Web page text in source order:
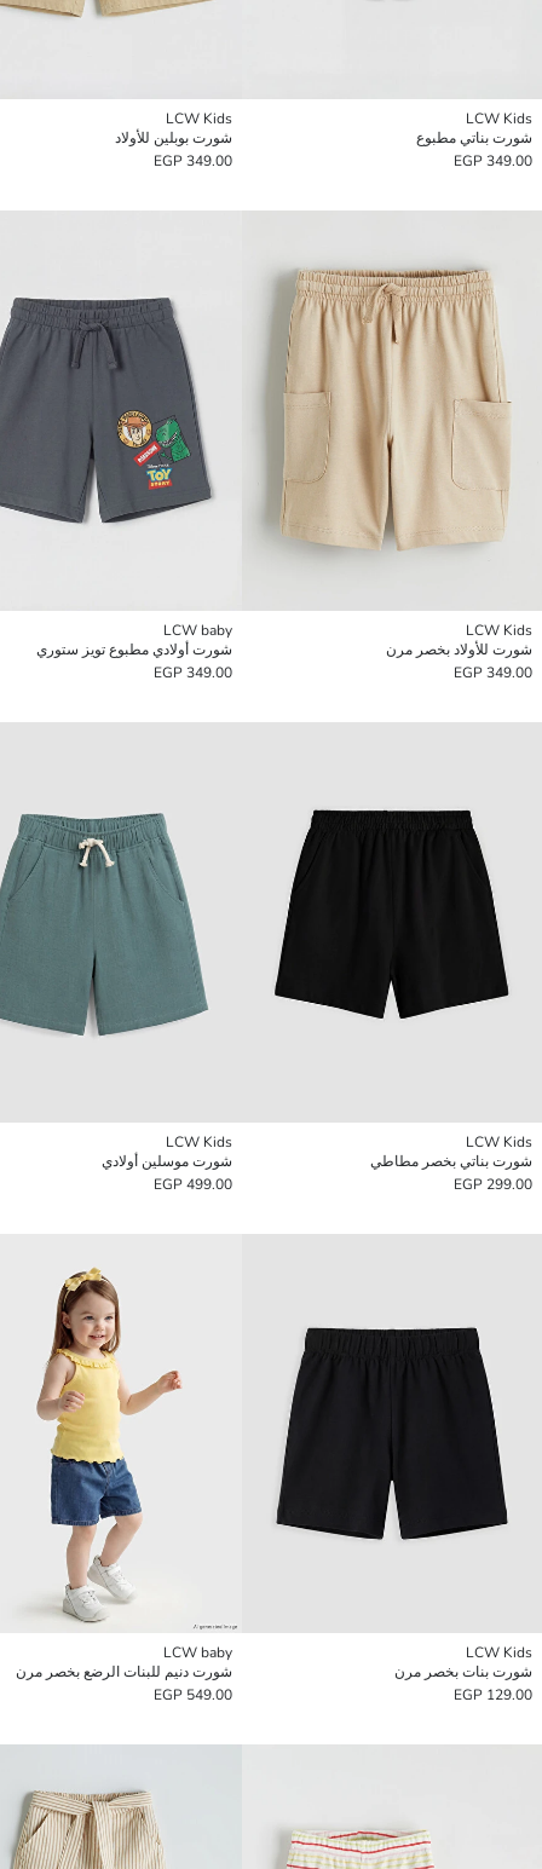
LCW Kids
شورت بناتي مطبوع
349.00 EGP
LCW Kids
شورت بوبلين للأولاد
349.00 EGP
LCW Kids
شورت للأولاد بخصر مرن
349.00 EGP
LCW baby
شورت أولادي مطبوع تويز ستوري
349.00 EGP
LCW Kids
شورت بناتي بخصر مطاطي
299.00 EGP
LCW Kids
شورت موسلين أولادي
499.00 EGP
LCW Kids
شورت بنات بخصر مرن
129.00 EGP
LCW baby
شورت دنيم للبنات الرضع بخصر مرن
549.00 EGP